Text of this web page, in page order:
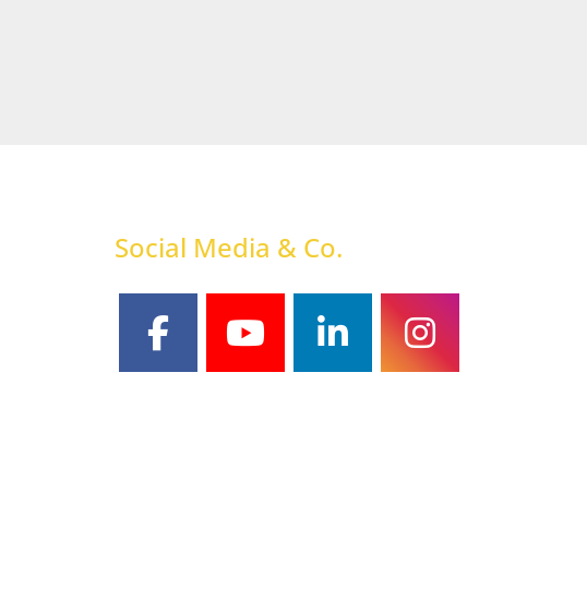
Social Media & Co.
facebookyoutubelinkedininstagram